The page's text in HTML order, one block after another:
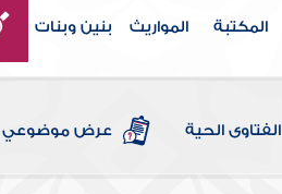
المكتبة المواريث بنين وبنات
الفتاوى الحية عرض موضوعي